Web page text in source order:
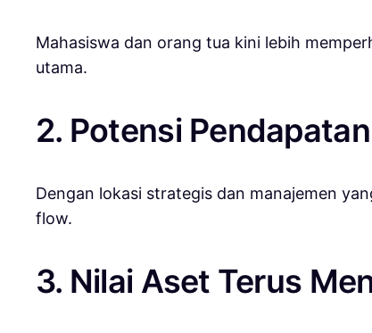
Mahasiswa dan orang tua kini lebih
utama.
2. Potensi
Dengan lokasi strategis dan manajemen
flow.
3. Nilai Aset Terus